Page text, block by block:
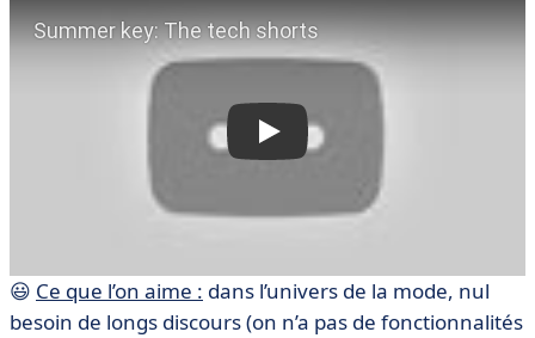
😃 Ce que l’on aime : dans l’univers de la mode, nul
besoin de longs discours (on n’a pas de fonctionnalités